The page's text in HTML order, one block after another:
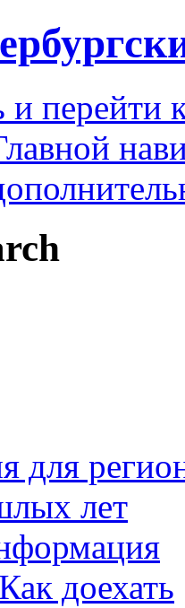
и перейти
для
лет
доехать